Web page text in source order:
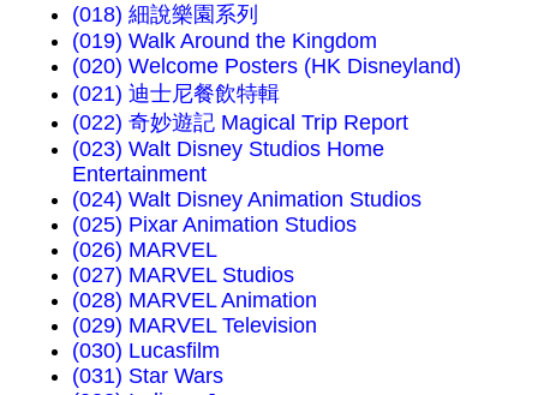
(018) 細說樂園系列
(019) Walk Around the Kingdom
(020) Welcome Posters (HK Disneyland)
(021) 迪士尼餐飲特輯
(022) 奇妙遊記 Magical Trip Report
(023) Walt Disney Studios Home
Entertainment
(024) Walt Disney Animation Studios
(025) Pixar Animation Studios
(026) MARVEL
(027) MARVEL Studios
(028) MARVEL Animation
(029) MARVEL Television
(030) Lucasfilm
(031) Star Wars